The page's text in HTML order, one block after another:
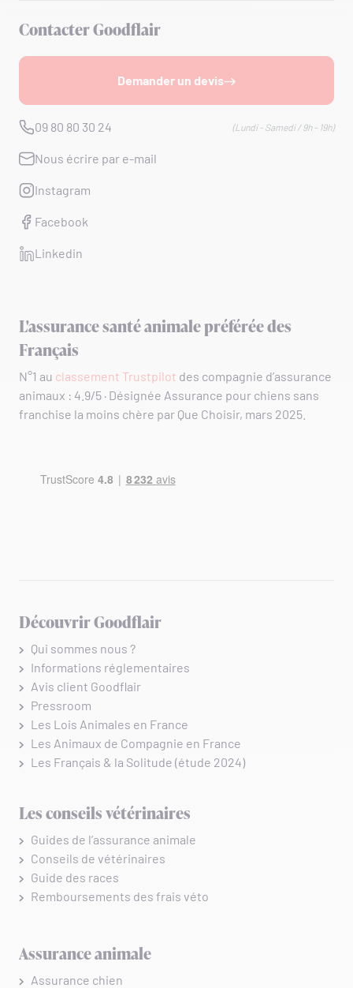
Contacter Goodflair
Demander un devis
09 80 80 30 24 (Lundi - Samedi / 9h - 19h)
Nous écrire par e-mail
Instagram
Facebook
Linkedin
L'assurance santé animale préférée des
Français
N°1 au classement Trustpilot des compagnie d’assurance
animaux : 4.9/5 · Désignée Assurance pour chiens sans
franchise la moins chère par Que Choisir, mars 2025.
Découvrir Goodflair
Qui sommes nous ?
Informations réglementaires
Avis client Goodflair
Pressroom
Les Lois Animales en France
Les Animaux de Compagnie en France
Les Français & la Solitude (étude 2024)
Les conseils vétérinaires
Guides de l’assurance animale
Conseils de vétérinaires
Guide des races
Remboursements des frais véto
Assurance animale
Assurance chien